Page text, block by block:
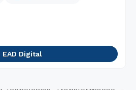
EAD Digital